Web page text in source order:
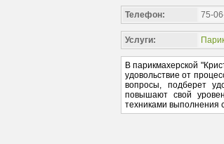
Телефон: 75-
Услуги:
В парикмахерской
удовольствие от
вопросы, подберет
повышают свой
техниками выполнения